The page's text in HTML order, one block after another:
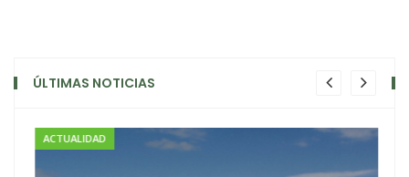
ÚLTIMAS NOTICIAS
ACTUALIDAD